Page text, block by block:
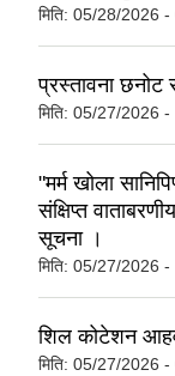
मिति: 05/28/2026 -
प्रस्तावना छनोट
मिति: 05/27/2026 -
"मर्म खोला
संक्षिप्त
सूचना ।
मिति: 05/27/2026 -
शिल कोटेशन
मिति: 05/27/2026 -